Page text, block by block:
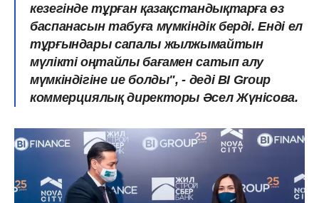
кезегінде тұрған қазақстандықтарға өз
баспанасын табуға мүмкіндік берді. Енді ел
тұрғындары сапалы жылжымайтын
мүлікті оңтайлы бағамен сатып алу
мүмкіндігіне ие болды", - деді BI Group
коммерциялық директоры Әсел Жүнісова.